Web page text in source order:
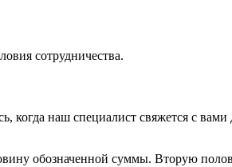
сотрудничества.
когда наш специалист свяжется с вами
обозначенной суммы. Вторую